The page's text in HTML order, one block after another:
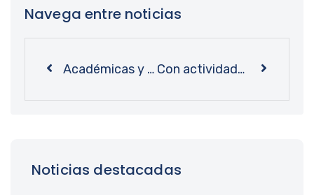
Navega entre noticias
Académicas y académicos presentaron en Bibliotecas UdeC libro que aborda historia de los movimientos laborales en Chile Con actividades de apoyo escolar y talleres: Bibliotecas UdeC avanza en ejecución de proyecto VcM
Noticias destacadas